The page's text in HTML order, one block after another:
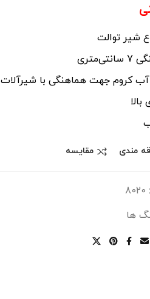
شیر توالت
آب کروم جهت هماهنگی با شیرآلات
مندی مقایسه
8020
ها